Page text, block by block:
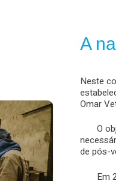
A
Neste
Omar
O
de pós-
Em